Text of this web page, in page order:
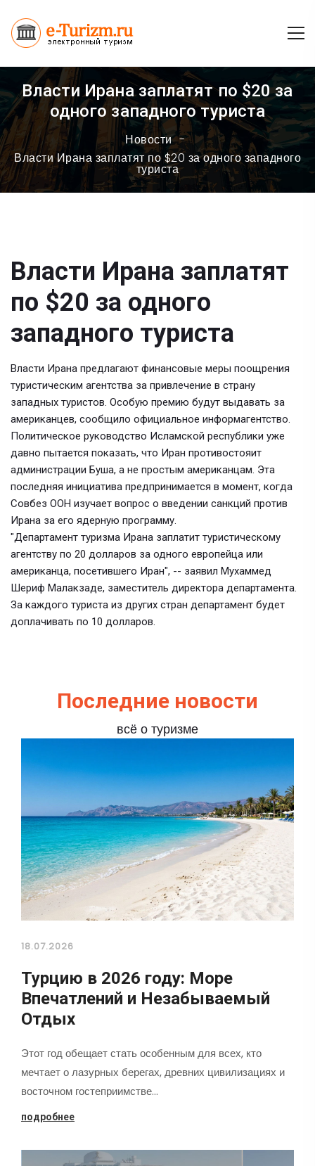
Власти Ирана заплатят по $20 за
одного западного туриста
Новости
Власти Ирана заплатят по $20 за одного западного
туриста
Власти Ирана заплатят
по $20 за одного
западного туриста
Власти Ирана предлагают финансовые меры поощрения
туристическим агентства за привлечение в страну
западных туристов. Особую премию будут выдавать за
американцев, сообщило официальное информагентство.
Политическое руководство Исламской республики уже
давно пытается показать, что Иран противостояит
администрации Буша, а не простым американцам. Эта
последняя инициатива предпринимается в момент, когда
Совбез ООН изучает вопрос о введении санкций против
Ирана за его ядерную программу.
"Департамент туризма Ирана заплатит туристическому
агентству по 20 долларов за одного европейца или
американца, посетившего Иран", -- заявил Мухаммед
Шериф Малакзаде, заместитель директора департамента.
За каждого туриста из других стран департамент будет
доплачивать по 10 долларов.
Последние новости
всё о туризме
18.07.2026
Турцию в 2026 году: Море
Впечатлений и Незабываемый
Отдых
Этот год обещает стать особенным для всех, кто
мечтает о лазурных берегах, древних цивилизациях и
восточном гостеприимстве…
подробнее